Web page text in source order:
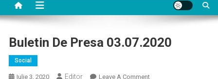
Buletin De Presa 03.07.2020
Social
Iulie 3, 2020 Editor Leave A CommentOn